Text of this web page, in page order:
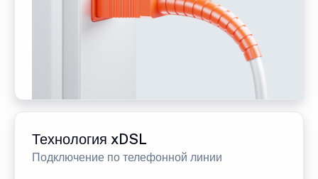
Технология xDSL
Подключение по телефонной линии